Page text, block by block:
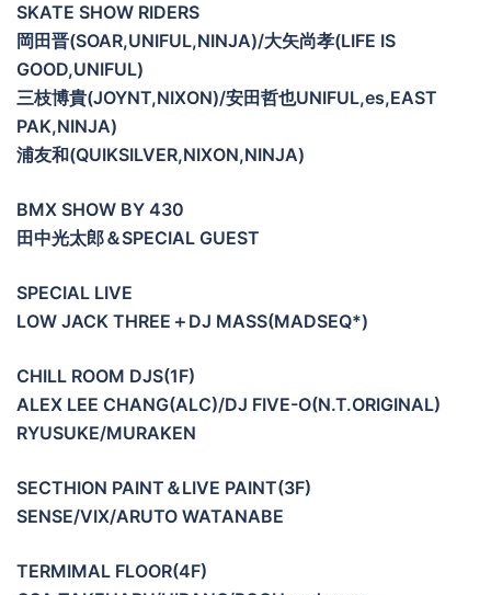
SKATE SHOW RIDERS
岡田晋(SOAR,UNIFUL,NINJA)/大矢尚孝(LIFE IS
GOOD,UNIFUL)
三枝博貴(JOYNT,NIXON)/安田哲也UNIFUL,es,EAST
PAK,NINJA)
浦友和(QUIKSILVER,NIXON,NINJA)
BMX SHOW BY 430
田中光太郎＆SPECIAL GUEST
SPECIAL LIVE
LOW JACK THREE＋DJ MASS(MADSEQ*)
CHILL ROOM DJS(1F)
ALEX LEE CHANG(ALC)/DJ FIVE-O(N.T.ORIGINAL)
RYUSUKE/MURAKEN
SECTHION PAINT＆LIVE PAINT(3F)
SENSE/VIX/ARUTO WATANABE
TERMIMAL FLOOR(4F)